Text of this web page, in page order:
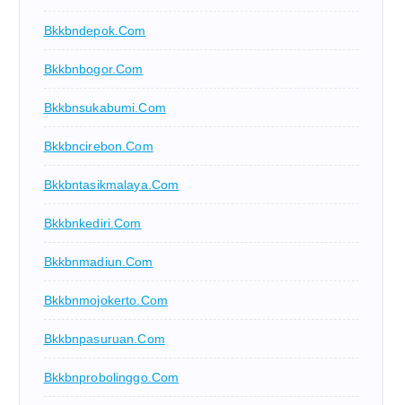
Bkkbndepok.com
Bkkbnbogor.com
Bkkbnsukabumi.com
Bkkbncirebon.com
Bkkbntasikmalaya.com
Bkkbnkediri.com
Bkkbnmadiun.com
Bkkbnmojokerto.com
Bkkbnpasuruan.com
Bkkbnprobolinggo.com